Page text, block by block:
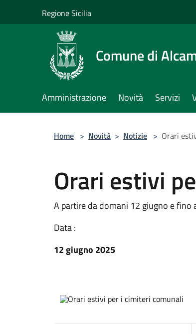
Regione Sicilia
Comune di
Amministrazione Novità Servizi
Home > Novità > Notizie > Orari
Orari estivi
A partire da domani 12 giugno e fino
Data :
12 giugno 2025